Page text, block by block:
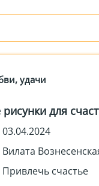
удачи
для
03.04.2024
Вилата
Привлечь счастье